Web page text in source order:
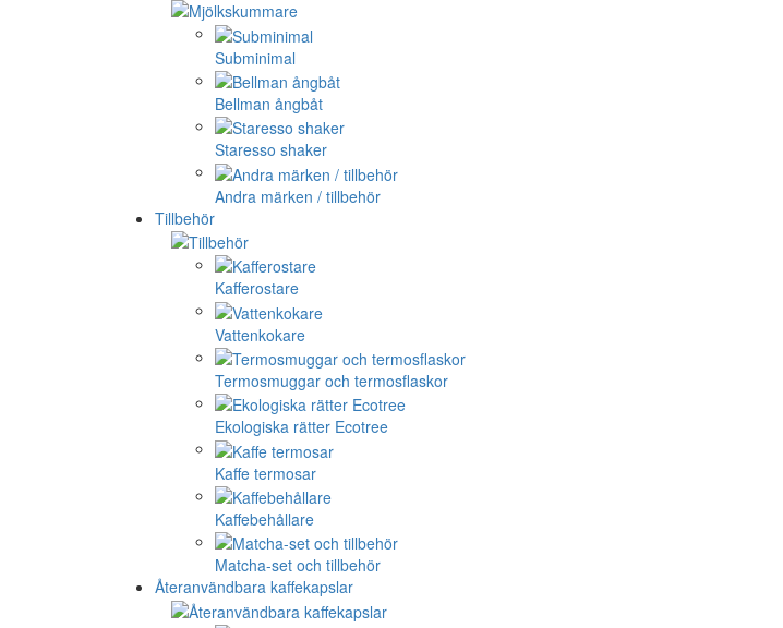
Subminimal
Bellman ångbåt
Staresso shaker
Andra märken / tillbehör
Tillbehör
Kafferostare
Vattenkokare
Termosmuggar och termosflaskor
Ekologiska rätter Ecotree
Kaffe termosar
Kaffebehållare
Matcha-set och tillbehör
Återanvändbara kaffekapslar